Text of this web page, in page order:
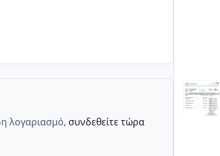
λογαριασμό, συνδεθείτε τώρα